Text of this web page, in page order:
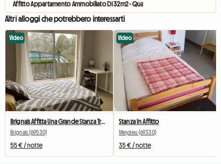
Affitto Appartamento Ammobiliato Di 32m2 - Quartiere Brotteaux
Altri alloggi che potrebbero interessarti
Video
Brignais Affitta Una Grande Stanza Tranquilla
Brignais (69530)
55 € / notte
Video
Stanza In Affitto
Meyzieu (69330)
35 € / notte